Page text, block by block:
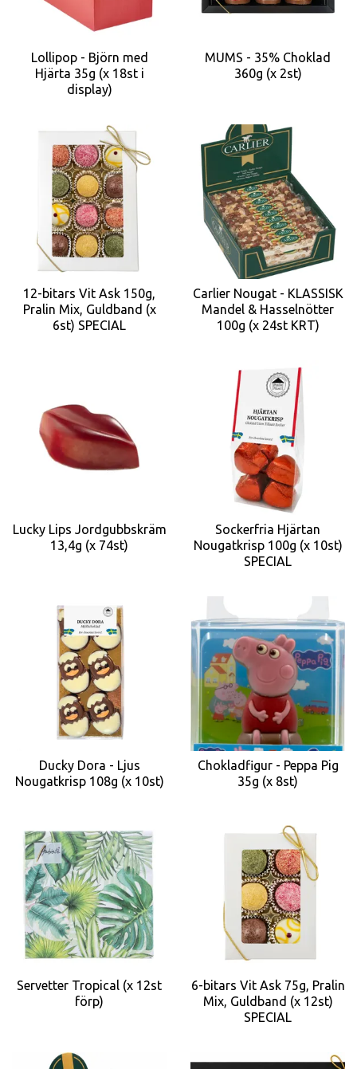
Lollipop - Björn med
Hjärta 35g (x 18st i
display)
MUMS - 35% Choklad
360g (x 2st)
12-bitars Vit Ask 150g,
Pralin Mix, Guldband (x
6st) SPECIAL
Carlier Nougat - KLASSISK
Mandel & Hasselnötter
100g (x 24st KRT)
Lucky Lips Jordgubbskräm
13,4g (x 74st)
Sockerfria Hjärtan
Nougatkrisp 100g (x 10st)
SPECIAL
Ducky Dora - Ljus
Nougatkrisp 108g (x 10st)
Chokladfigur - Peppa Pig
35g (x 8st)
Servetter Tropical (x 12st
förp)
6-bitars Vit Ask 75g, Pralin
Mix, Guldband (x 12st)
SPECIAL